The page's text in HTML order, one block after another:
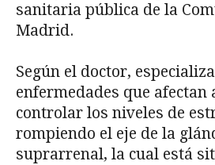
sanitaria pública de la
Madrid.
Según el doctor,
enfermedades que afectan
controlar los niveles de
rompiendo el eje de la
suprarrenal, la cual está